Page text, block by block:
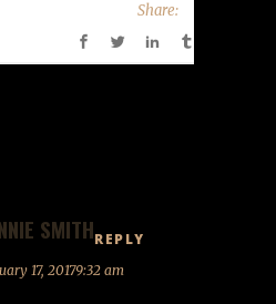
Share:
SMITHREPLY
17, 20179:32 am